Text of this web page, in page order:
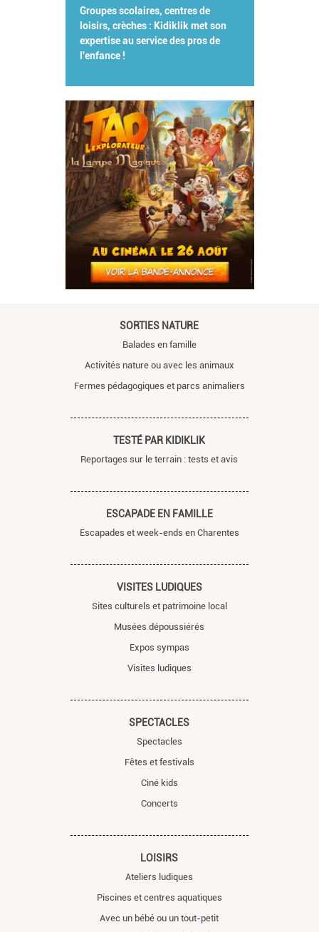
Groupes scolaires, centres de
loisirs, crèches : Kidiklik met son
expertise au service des pros de
l'enfance !
SORTIES NATURE
Balades en famille
Activités nature ou avec les animaux
Fermes pédagogiques et parcs animaliers
TESTÉ PAR KIDIKLIK
Reportages sur le terrain : tests et avis
ESCAPADE EN FAMILLE
Escapades et week-ends en Charentes
VISITES LUDIQUES
Sites culturels et patrimoine local
Musées dépoussiérés
Expos sympas
Visites ludiques
SPECTACLES
Spectacles
Fêtes et festivals
Ciné kids
Concerts
LOISIRS
Ateliers ludiques
Piscines et centres aquatiques
Avec un bébé ou un tout-petit